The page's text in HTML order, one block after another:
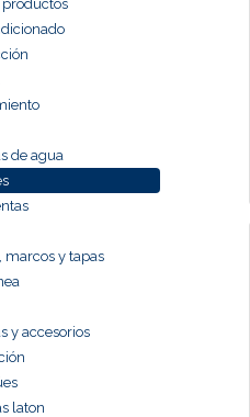
productos
de agua
marcos y tapas
y accesorios
laton